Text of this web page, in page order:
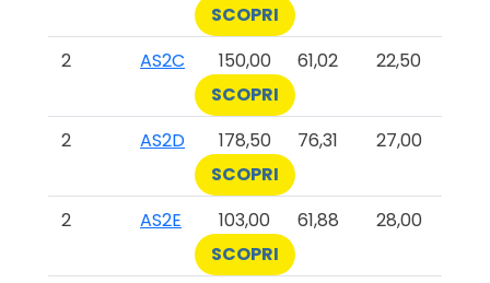
SCOPRI
2
AS2C 150,00 61,02
22,50
SCOPRI
2
AS2D 178,50 76,31
27,00
SCOPRI
2
AS2E 103,00 61,88
28,00
SCOPRI